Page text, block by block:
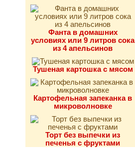
Фанта в домашних
условиях или 9 литров сока
из 4 апельсинов
Тушеная картошка с мясом
Картофельная запеканка в
микроволновке
Торт без выпечки из
печенья с фруктами